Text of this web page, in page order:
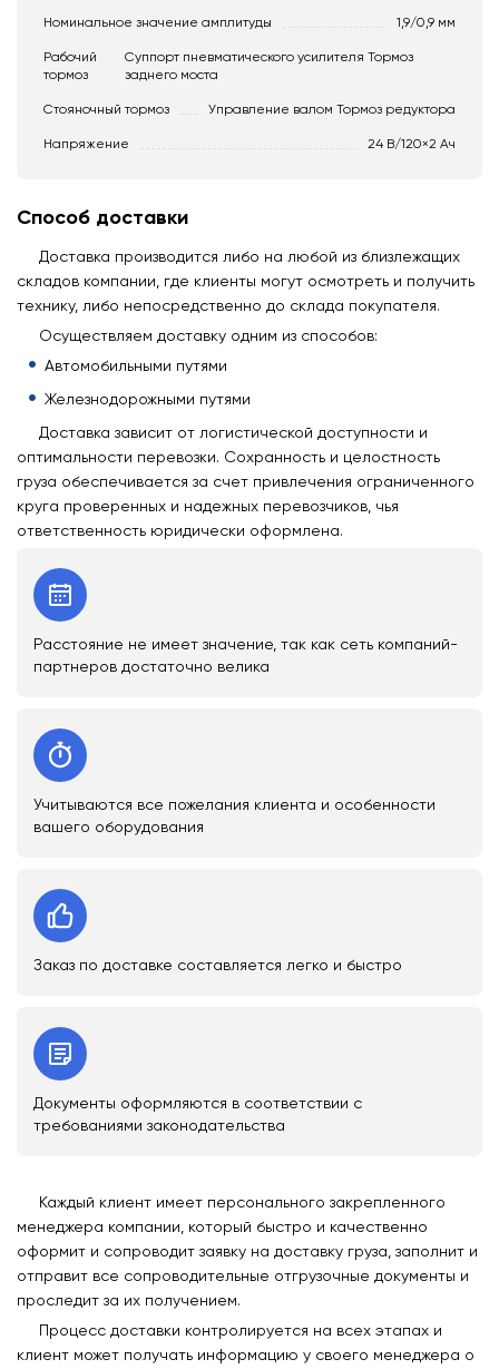
Номинальное значение амплитуды 1,9/0,9 мм
Рабочий
тормоз
Суппорт пневматического усилителя Тормоз
заднего моста
Стояночный тормоз Управление валом Тормоз редуктора
Напряжение 24 В/120×2 Ач
Способ доставки
Доставка производится либо на любой из близлежащих
складов компании, где клиенты могут осмотреть и получить
технику, либо непосредственно до склада покупателя.
Осуществляем доставку одним из способов:
Автомобильными путями
Железнодорожными путями
Доставка зависит от логистической доступности и
оптимальности перевозки. Сохранность и целостность
груза обеспечивается за счет привлечения ограниченного
круга проверенных и надежных перевозчиков, чья
ответственность юридически оформлена.
Расстояние не имеет значение, так как сеть компаний-
партнеров достаточно велика
Учитываются все пожелания клиента и особенности
вашего оборудования
Заказ по доставке составляется легко и быстро
Документы оформляются в соответствии с
требованиями законодательства
Каждый клиент имеет персонального закрепленного
менеджера компании, который быстро и качественно
оформит и сопроводит заявку на доставку груза, заполнит и
отправит все сопроводительные отгрузочные документы и
проследит за их получением.
Процесс доставки контролируется на всех этапах и
клиент может получать информацию у своего менеджера о